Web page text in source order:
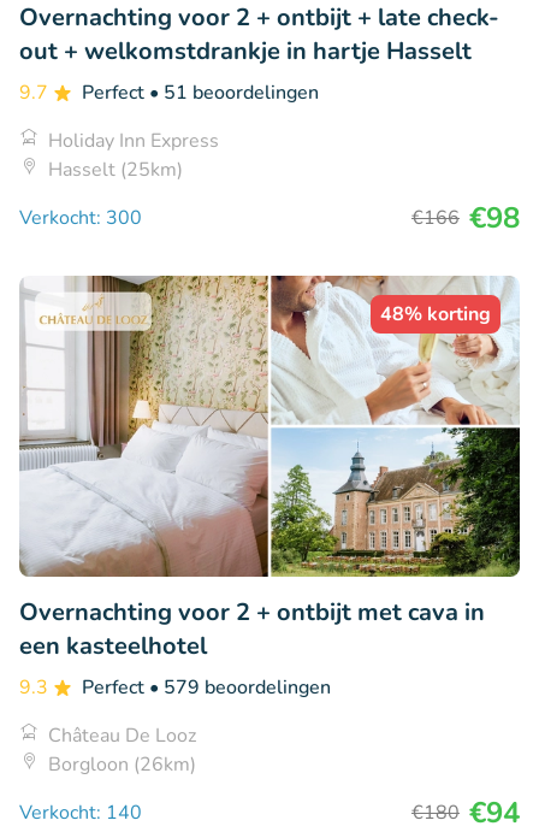
Overnachting voor 2 + ontbijt + late check-
out + welkomstdrankje in hartje Hasselt
9.7 Perfect • 51 beoordelingen
Holiday Inn Express
Hasselt (25km)
Verkocht: 300
€166 €98
48% korting
Overnachting voor 2 + ontbijt met cava in
een kasteelhotel
9.3 Perfect • 579 beoordelingen
Château De Looz
Borgloon (26km)
Verkocht: 140
€180 €94